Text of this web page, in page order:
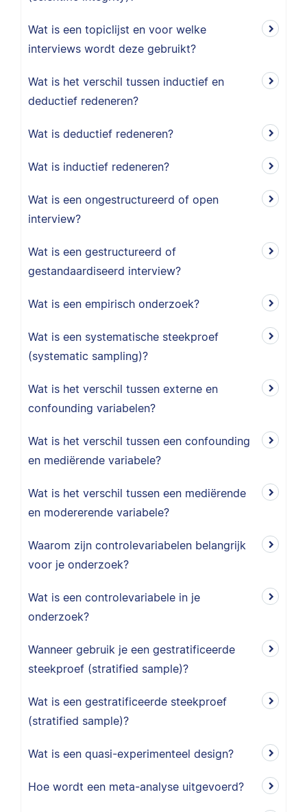
Wat is een topiclijst en voor welke
interviews wordt deze gebruikt?
Wat is het verschil tussen inductief en
deductief redeneren?
Wat is deductief redeneren?
Wat is inductief redeneren?
Wat is een ongestructureerd of open
interview?
Wat is een gestructureerd of
gestandaardiseerd interview?
Wat is een empirisch onderzoek?
Wat is een systematische steekproef
(systematic sampling)?
Wat is het verschil tussen externe en
confounding variabelen?
Wat is het verschil tussen een confounding
en mediërende variabele?
Wat is het verschil tussen een mediërende
en modererende variabele?
Waarom zijn controlevariabelen belangrijk
voor je onderzoek?
Wat is een controlevariabele in je
onderzoek?
Wanneer gebruik je een gestratificeerde
steekproef (stratified sample)?
Wat is een gestratificeerde steekproef
(stratified sample)?
Wat is een quasi-experimenteel design?
Hoe wordt een meta-analyse uitgevoerd?